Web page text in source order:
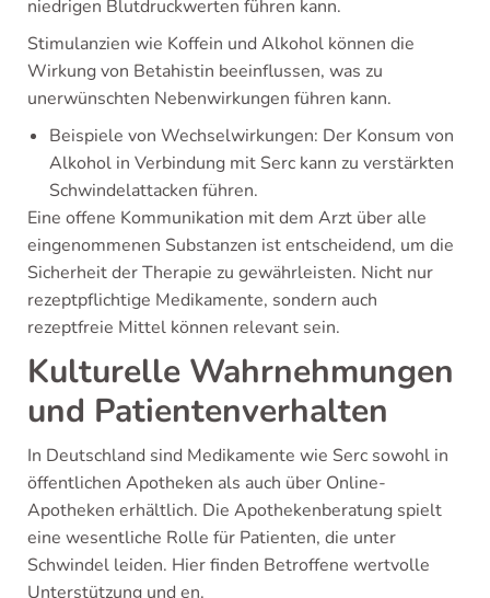
niedrigen Blutdruckwerten führen kann.
Stimulanzien wie Koffein und Alkohol können die
Wirkung von Betahistin beeinflussen, was zu
unerwünschten Nebenwirkungen führen kann.
Beispiele von Wechselwirkungen: Der Konsum von
Alkohol in Verbindung mit Serc kann zu verstärkten
Schwindelattacken führen.
Eine offene Kommunikation mit dem Arzt über alle
eingenommenen Substanzen ist entscheidend, um die
Sicherheit der Therapie zu gewährleisten. Nicht nur
rezeptpflichtige Medikamente, sondern auch
rezeptfreie Mittel können relevant sein.
Kulturelle Wahrnehmungen
und Patientenverhalten
In Deutschland sind Medikamente wie Serc sowohl in
öffentlichen Apotheken als auch über Online-
Apotheken erhältlich. Die Apothekenberatung spielt
eine wesentliche Rolle für Patienten, die unter
Schwindel leiden. Hier finden Betroffene wertvolle
Unterstützung und en.